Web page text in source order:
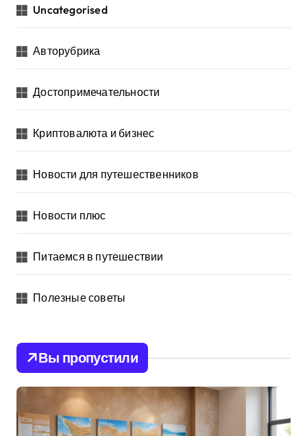
Uncategorised
Авторубрика
Достопримечательности
Криптовалюта и бизнес
Новости для путешественников
Новости плюс
Питаемся в путешествии
Полезные советы
Вы пропустили